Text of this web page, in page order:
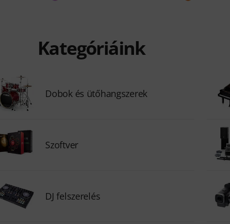
Kategóriáink
Dobok és ütőhangszerek
Szoftver
DJ felszerelés